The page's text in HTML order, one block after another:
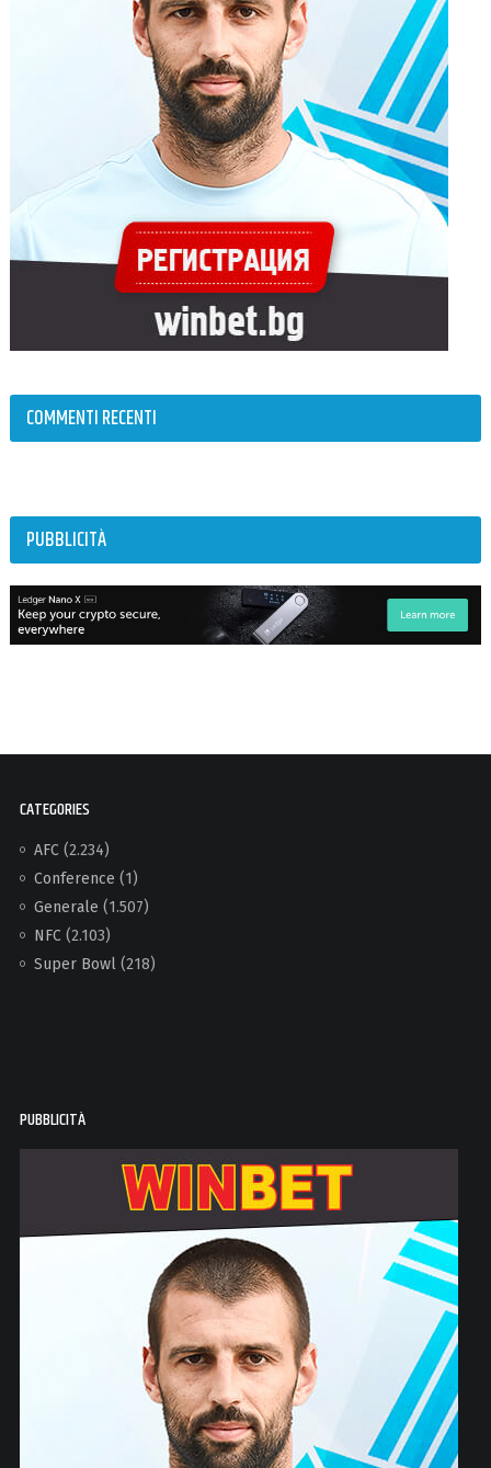
COMMENTI RECENTI
PUBBLICITÀ
CATEGORIES
AFC(2.234)
Conference (1)
Generale (1.507)
NFC(2.103)
Super Bowl(218)
PUBBLICITÀ